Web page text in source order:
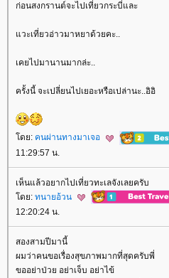
ก่อนสงกรานต์จะไปเที่ยวกระบี่และ
วะเที่ยวอ่าวมาหยาด้วยคะ..
เคยไปมานานมากล่ะ..
ครั้งนี้ จะเปลี่ยนไปเยอะหรือเปล่านะ..อิอิ
ดย: คนผ่านทางมาเจอ
11:29:57 น.
เห็นแล้วอยากไปเที่ยวทะเลจังเลยครับ
ดย: ทนายอ้วน
12:20:24 น.
สองสามปีมานี้
ผมว่าคนขอเรื่องสุขภาพมากที่สุดครับพี่
ขออย่าป่วย อย่าเจ็บ อย่าไข้